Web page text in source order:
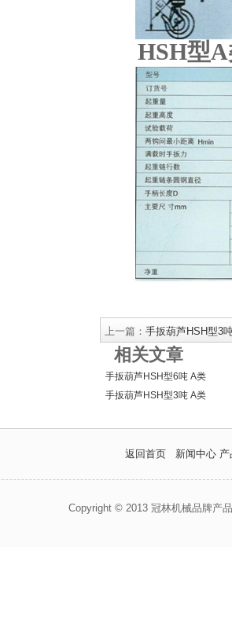
HSH型
上一篇： 手扳葫芦HSH型3
相关文章
手扳葫芦HSH型6吨 A类
手扳葫芦HSH型3吨 A类
返回首页 新闻中心
Copyright © 2013 冠林机械品牌